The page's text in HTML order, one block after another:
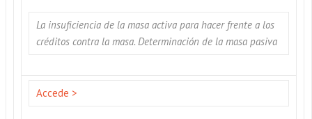
La insuficiencia de la masa activa para hacer frente a los
créditos contra la masa. Determinación de la masa pasiva
Accede >